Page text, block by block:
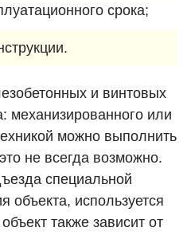
срока;
и винтовых
механизированного или
можно выполнить
не всегда возможно.
специальной
объекта, используется
также зависит от